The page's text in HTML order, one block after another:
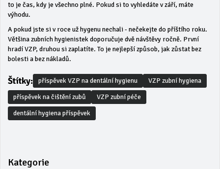
to je čas, kdy je všechno plné. Pokud si to vyhledáte v září, máte
výhodu.
A pokud jste si v roce už hygenu nechali - nečekejte do příštího roku.
Většina zubních hygienistek doporučuje dvě návštěvy ročně. První
hradí VZP, druhou si zaplatíte. To je nejlepší způsob, jak zůstat bez
bolesti a bez nákladů.
Štítky: příspěvek VZP na dentální hygienu
VZP zubní hygiena
příspěvek na čištění zubů
VZP zubní péče
dentální hygiena příspěvek
Kategorie